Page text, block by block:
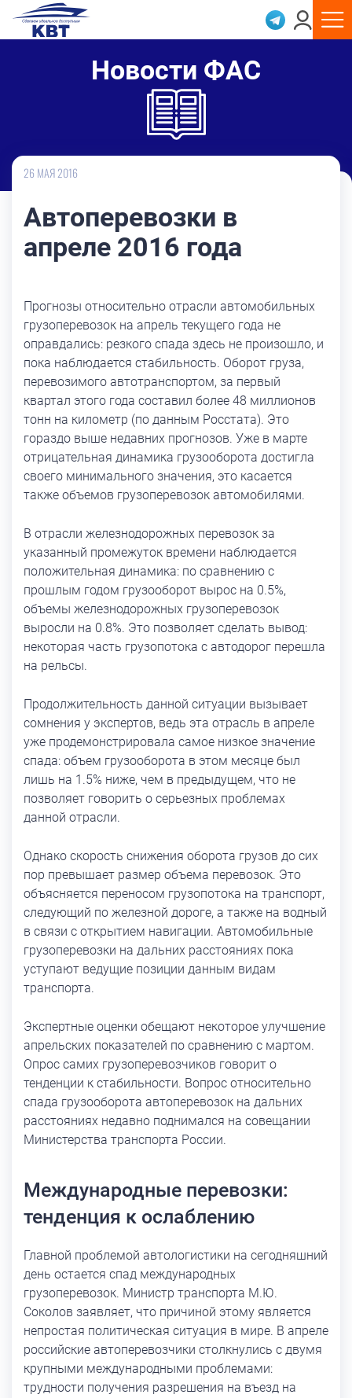
Новости ФАС
26 МАЯ 2016
Автоперевозки в
апреле 2016 года
Прогнозы относительно отрасли автомобильных
грузоперевозок на апрель текущего года не
оправдались: резкого спада здесь не произошло, и
пока наблюдается стабильность. Оборот груза,
перевозимого автотранспортом, за первый
квартал этого года составил более 48 миллионов
тонн на километр (по данным Росстата). Это
гораздо выше недавних прогнозов. Уже в марте
отрицательная динамика грузооборота достигла
своего минимального значения, это касается
также объемов грузоперевозок автомобилями.
В отрасли железнодорожных перевозок за
указанный промежуток времени наблюдается
положительная динамика: по сравнению с
прошлым годом грузооборот вырос на 0.5%,
объемы железнодорожных грузоперевозок
выросли на 0.8%. Это позволяет сделать вывод:
некоторая часть грузопотока с автодорог перешла
на рельсы.
Продолжительность данной ситуации вызывает
сомнения у экспертов, ведь эта отрасль в апреле
уже продемонстрировала самое низкое значение
спада: объем грузооборота в этом месяце был
лишь на 1.5% ниже, чем в предыдущем, что не
позволяет говорить о серьезных проблемах
данной отрасли.
Однако скорость снижения оборота грузов до сих
пор превышает размер объема перевозок. Это
объясняется переносом грузопотока на транспорт,
следующий по железной дороге, а также на водный
в связи с открытием навигации. Автомобильные
грузоперевозки на дальних расстояниях пока
уступают ведущие позиции данным видам
транспорта.
Экспертные оценки обещают некоторое улучшение
апрельских показателей по сравнению с мартом.
Опрос самих грузоперевозчиков говорит о
тенденции к стабильности. Вопрос относительно
спада грузооборота автоперевозок на дальних
расстояниях недавно поднимался на совещании
Министерства транспорта России.
Международные перевозки:
тенденция к ослаблению
Главной проблемой автологистики на сегодняшний
день остается спад международных
грузоперевозок. Министр транспорта М.Ю.
Соколов заявляет, что причиной этому является
непростая политическая ситуация в мире. В апреле
российские автоперевозчики столкнулись с двумя
крупными международными проблемами:
трудности получения разрешения на въезд на